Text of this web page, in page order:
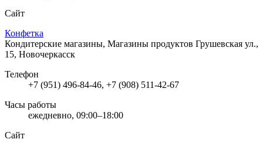
Сайт
Конфетка
Кондитерские магазины, Магазины продуктов Грушевская ул.,
15, Новочеркасск
Телефон
+7 (951) 496-84-46, +7 (908) 511-42-67
Часы работы
ежедневно, 09:00–18:00
Сайт